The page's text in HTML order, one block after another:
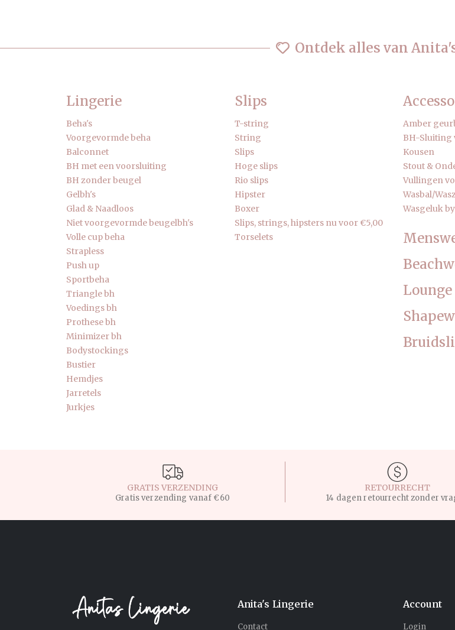
Ontdek alles van
Lingerie
Beha's
Voorgevormde beha
Balconnet
BH met een voorsluiting
BH zonder beugel
Gelbh's
Glad & Naadloos
Niet voorgevormde beugelbh's
Volle cup beha
Strapless
Push up
Sportbeha
Triangle bh
Voedings bh
Prothese bh
Minimizer bh
Bodystockings
Bustier
Hemdjes
Jarretels
Jurkjes
Slips
T-string
String
Slips
Hoge slips
Rio slips
Hipster
Boxer
Slips, strings, hipsters nu voor €5,00
Torselets
Amber
BH-Sluiting
Kousen
Stout &
Vullingen
Wasbal/
Wasgeluk
GRATIS VERZENDING
Gratis verzending vanaf €60
RETOURRECHT
14 dagen retourrecht zonder
Anita's Lingerie
Contact
Account
Login